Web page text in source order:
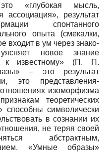
«глубокая мысль,
ассоциация», результат
спонтанного
опыта (смекалки,
входит в ум через знако-
новое знание
к известному» (П. П.
– это результат
это представления-
изоморфизма
теоретических
символически
в сознании их
не теряя своей
абстрактным,
«Умные образы»